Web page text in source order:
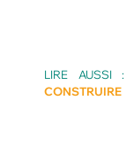
LIRE AUSSI :
CONSTRUIRE